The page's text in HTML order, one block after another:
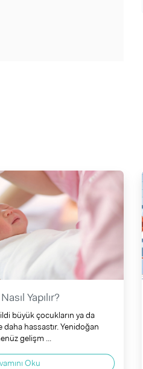
Yapılır?
büyük çocukların ya da
hassastır. Yenidoğan
gelişm ...
Oku